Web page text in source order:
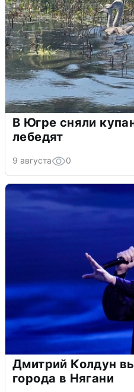
В Югре сняли
лебедят
9 августа 0
Дмитрий Колдун
города в Нягани